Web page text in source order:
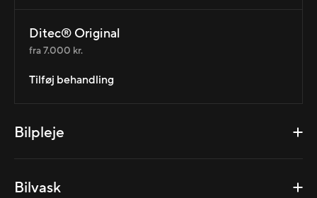
Ditec® Original
fra 7.000 kr.
Tilføj behandling
Bilpleje
Bilvask